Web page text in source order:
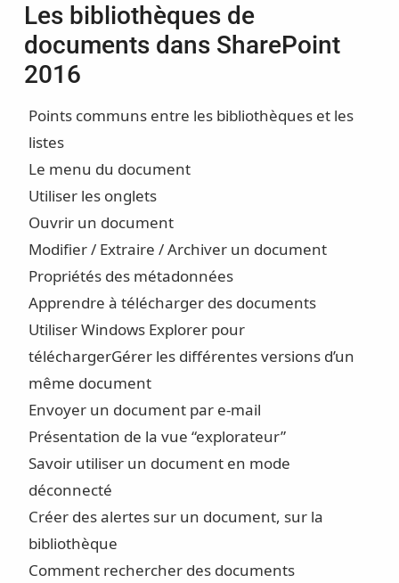
Les bibliothèques de
documents dans SharePoint
2016
Points communs entre les bibliothèques et les
listes
Le menu du document
Utiliser les onglets
Ouvrir un document
Modifier / Extraire / Archiver un document
Propriétés des métadonnées
Apprendre à télécharger des documents
Utiliser Windows Explorer pour
téléchargerGérer les différentes versions d’un
même document
Envoyer un document par e-mail
Présentation de la vue “explorateur”
Savoir utiliser un document en mode
déconnecté
Créer des alertes sur un document, sur la
bibliothèque
Comment rechercher des documents